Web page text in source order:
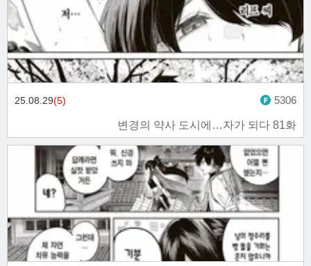
변경의 약사 도시에…자가 되다 81화
25.08.29(5) 5306